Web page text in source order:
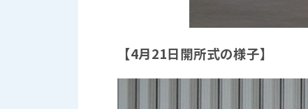
【4月21日開所式の様子】